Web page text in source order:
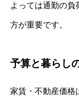
よっては通勤の負
方が重要です。
予算と暮らし
家賃・不動産価格